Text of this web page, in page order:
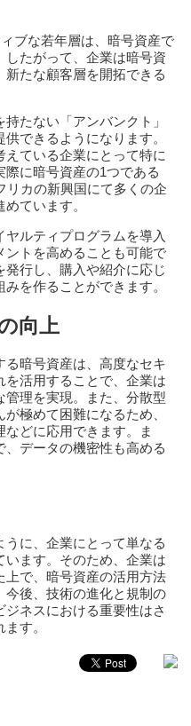
ブな若年層は、暗号資産で
たがって、企業は暗号資
たな顧客層を開拓できる
たない「アンバンクト」
できるようになります。
ている企業にとって特に
に暗号資産の1つである
リカの新興国にて多くの企
ています。
ルティプログラムを導入
ントを高めることも可能で
行し、購入や紹介に応じ
を作ることができます。
向上
る暗号資産は、高度なセキ
を活用することで、企業は
理を実現。また、分散型
極めて困難になるため、
どに応用できます。ま
データの機密性も高める
に、企業にとって単なる
ます。そのため、企業は
上で、暗号資産の活用方法
今後、技術の進化と規制の
ネスにおける重要性はさ
す。